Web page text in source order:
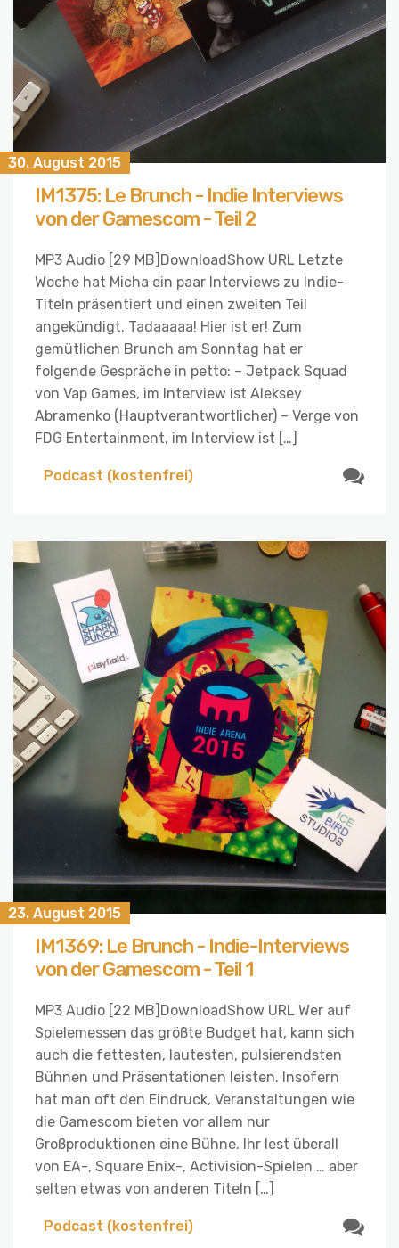
30. August 2015
IM1375: Le Brunch - Indie Interviews
von der Gamescom - Teil 2
MP3 Audio [29 MB]DownloadShow URL Letzte
Woche hat Micha ein paar Interviews zu Indie-
Titeln präsentiert und einen zweiten Teil
angekündigt. Tadaaaaa! Hier ist er! Zum
gemütlichen Brunch am Sonntag hat er
folgende Gespräche in petto: – Jetpack Squad
von Vap Games, im Interview ist Aleksey
Abramenko (Hauptverantwortlicher) – Verge von
FDG Entertainment, im Interview ist […]
Podcast (kostenfrei)
23. August 2015
IM1369: Le Brunch - Indie-Interviews
von der Gamescom - Teil 1
MP3 Audio [22 MB]DownloadShow URL Wer auf
Spielemessen das größte Budget hat, kann sich
auch die fettesten, lautesten, pulsierendsten
Bühnen und Präsentationen leisten. Insofern
hat man oft den Eindruck, Veranstaltungen wie
die Gamescom bieten vor allem nur
Großproduktionen eine Bühne. Ihr lest überall
von EA-, Square Enix-, Activision-Spielen … aber
selten etwas von anderen Titeln […]
Podcast (kostenfrei)